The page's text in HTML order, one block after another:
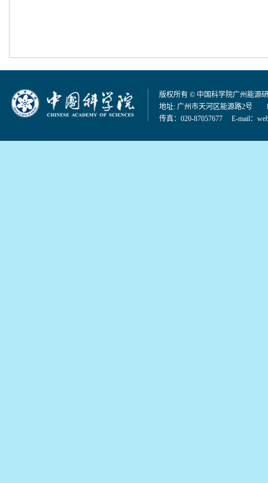
版权所有 © 中国科学院广州能源
地址: 广州市天河区能源路2号
传真：020-87057677 E-mail：